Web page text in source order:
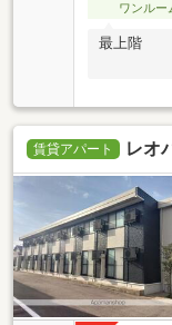
ワンルー
最上階
賃貸アパート レオ